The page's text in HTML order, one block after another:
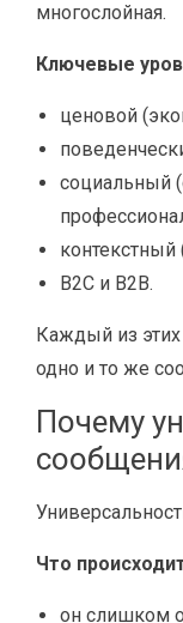
многослойная.
Ключевые
ценовой
социальный
B2C и B2B.
Каждый из
одно и то же
Почему
Что
он слишком